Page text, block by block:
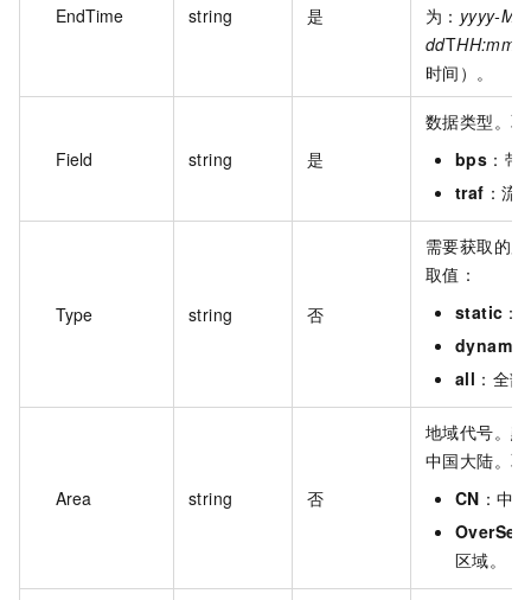
EndTime string 是
为： yyyy-
ddT
时间）。
Field string 是
数据类型。
bps ：带
traf ：流
Type string 否
需要获取的
取值：
static ：
dynamic
all ：全
Area string 否
地域代号。
中国大陆。
CN ：中
区域。